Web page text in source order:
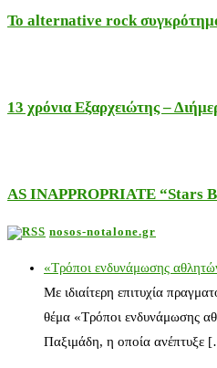
Το alternative rock
13 χρόνια Εξαρχειώτης –
AS INAPPROPRIATE “Stars
nosos-notalone.gr
«Τρόποι ενδυνάμωσης
Με ιδιαίτερη επιτυχία
θέμα «Τρόποι ενδυνάμωσης
Παξιμάδη, η οποία ανέπτυξε